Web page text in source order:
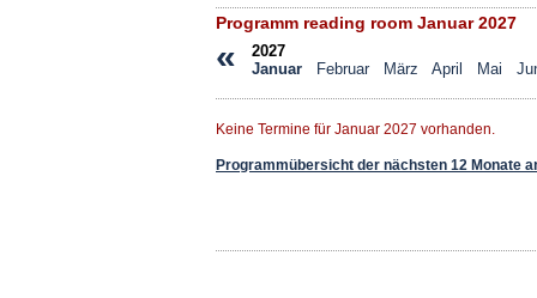
Programm reading room Januar 2027
«
2027
Januar
Februar März April Mai
Keine Termine für Januar 2027 vorhanden.
Programmübersicht der nächsten 12 Monate